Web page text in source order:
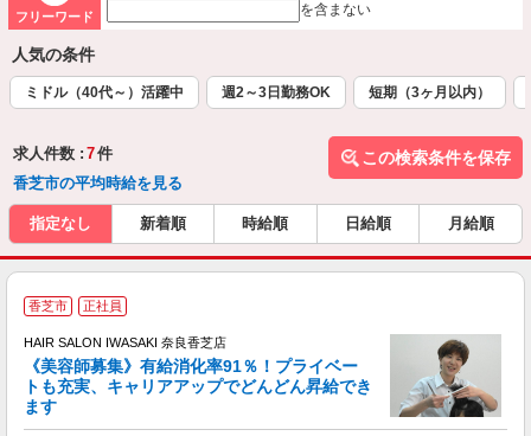
フリーワード を含まない
人気の条件
ミドル（40代～）活躍中 週2～3日勤務OK 短期（3ヶ月以内）
求人件数 : 7件
香芝市の平均時給を見る
この検索条件を保存
指定なし 新着順 時給順 日給順 月給順
香芝市 正社員
HAIR SALON IWASAKI 奈良香芝店
《美容師募集》有給消化率91％！プライベー
トも充実、キャリアアップでどんどん昇給でき
ます